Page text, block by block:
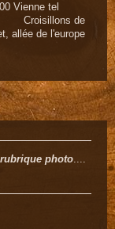
Vienne tel
de
allée de l'europe
rubrique photo....